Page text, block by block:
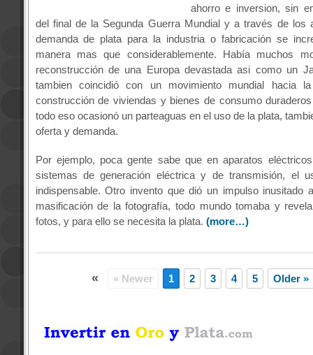
ahorro e inversion, sin
del final de la Segunda Guerra Mundial y a través de los
demanda de plata para la industria o fabricación se
manera mas que considerablemente. Había muchos
reconstrucción de una Europa devastada asi como un
tambien coincidió con un movimiento mundial hacia la
construcción de viviendas y bienes de consumo
todo eso ocasionó un parteaguas en el uso de la plata,
oferta y demanda.
Por ejemplo, poca gente sabe que en aparatos
sistemas de generación eléctrica y de transmisión, el
indispensable. Otro invento que dió un impulso inusitado
masificación de la fotografía, todo mundo tomaba y
fotos, y para ello se necesita la plata. (more…)
« « Newer 1 2 3 4 5 Older »